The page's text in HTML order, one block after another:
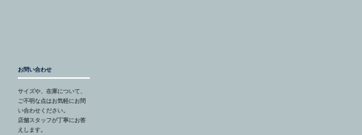
お問い合わせ
サイズや、在庫について、
ご不明な点はお気軽にお問
い合わせください。
店舗スタッフが丁寧にお答
えします。